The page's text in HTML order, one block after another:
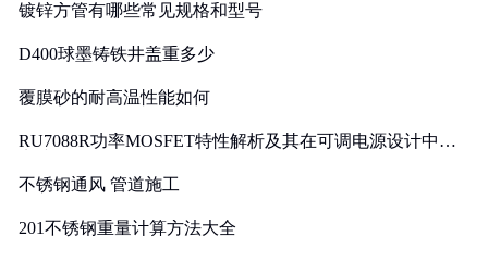
镀锌方管有哪些常见规格和型号
D400球墨铸铁井盖重多少
覆膜砂的耐高温性能如何
RU7088R功率MOSFET特性解析及其在可调电源设计中的
不锈钢通风 管道施工
201不锈钢重量计算方法大全